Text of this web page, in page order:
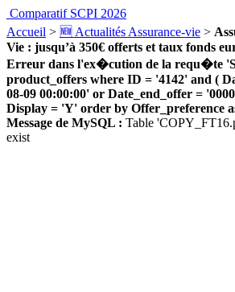
Comparatif SCPI 2026
Accueil > 🆕 Actualités Assurance-vie >
Vie : jusqu’à 350€ offerts et taux fonds
Erreur dans l'ex�cution de la requ�te
product_offers where ID = '4142' and (
08-09 00:00:00' or Date_end_offer =
Display = 'Y' order by Offer_preference
Message de MySQL : Table
exist